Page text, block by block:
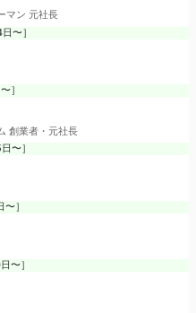
マン 元社長
〜］
］
創業者・元社長
〜］
］
〜］